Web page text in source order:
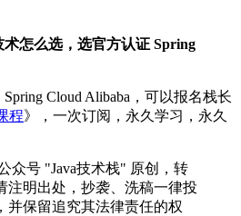
怎么选，选官方认证 Spring
Cloud Alibaba，可以报名栈长
程》，一次订阅，永久学习，永久
众号 "Java技术栈" 原创，转
注明出处，抄袭、洗稿一律投
并保留追究其法律责任的权